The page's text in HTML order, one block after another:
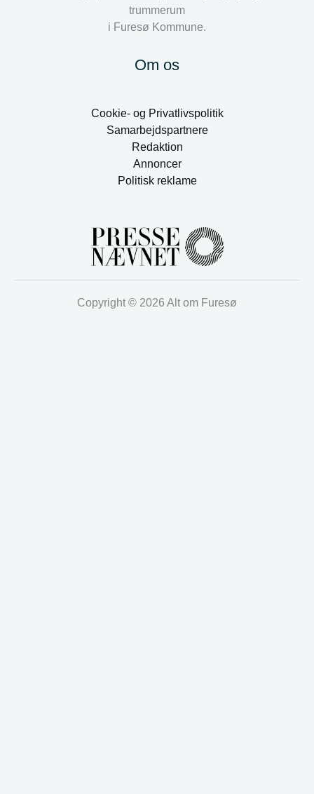
trummerum
i Furesø Kommune.
Om os
Cookie- og Privatlivspolitik
Samarbejdspartnere
Redaktion
Annoncer
Politisk reklame
Copyright © 2026 Alt om Furesø